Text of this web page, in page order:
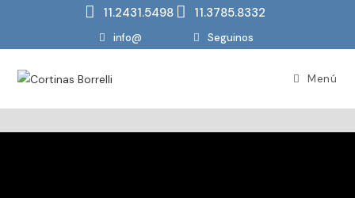
11.2431.5498 11.3785.8332
info@ Seguinos
Menú